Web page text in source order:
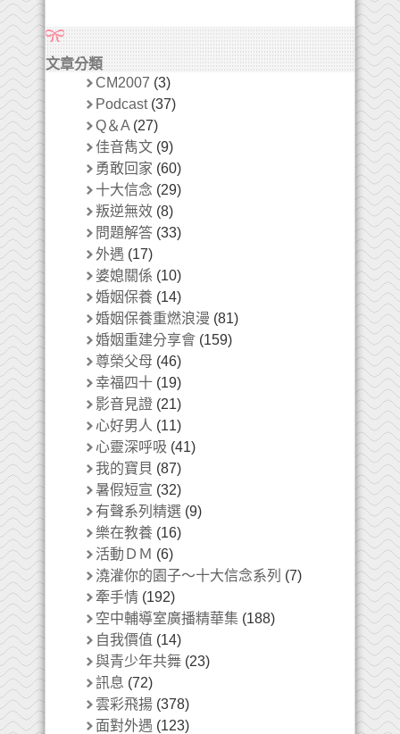
文章分類
CM2007 (3)
Podcast(37)
Q＆A (27)
佳音雋文 (9)
勇敢回家 (60)
十大信念 (29)
叛逆無效 (8)
問題解答 (33)
外遇 (17)
婆媳關係 (10)
婚姻保養 (14)
婚姻保養重燃浪漫 (81)
婚姻重建分享會 (159)
尊榮父母 (46)
幸福四十 (19)
影音見證 (21)
心好男人 (11)
心靈深呼吸 (41)
我的寶貝 (87)
暑假短宣 (32)
有聲系列精選 (9)
樂在教養 (16)
活動ＤＭ (6)
澆灌你的園子～十大信念系列 (7)
牽手情 (192)
空中輔導室廣播精華集 (188)
自我價值 (14)
與青少年共舞 (23)
訊息 (72)
雲彩飛揚 (378)
面對外遇 (123)